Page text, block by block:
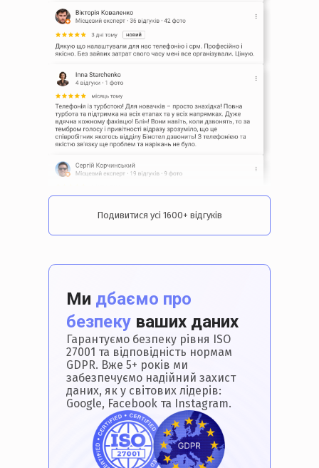
Подивитися усі 1600+ відгуків
Ми дбаємо про
безпеку ваших даних
Гарантуємо безпеку рівня ISO
27001 та відповідність нормам
GDPR. Вже 5+ років ми
забезпечуємо надійний захист
даних, як у світових лідерів:
Google, Facebook та Instagram.